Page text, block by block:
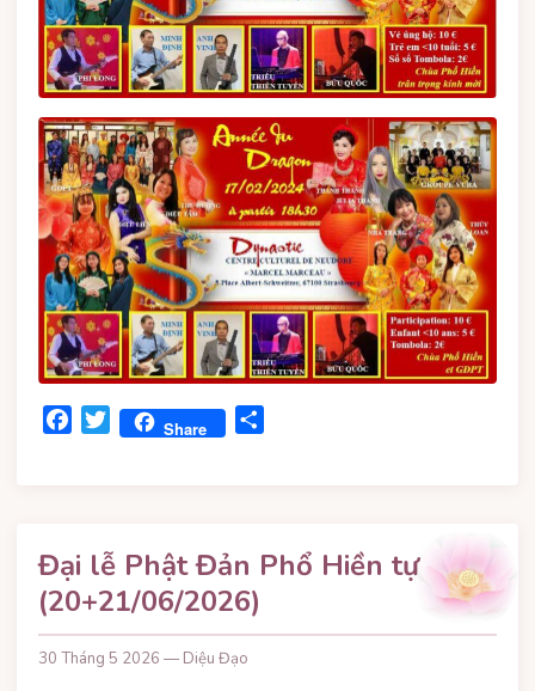
Facebook
TwitterShare
Đại lễ Phật Đản Phổ Hiền tự
(20+21/06/2026)
30 Tháng 5 2026 — Diệu Đạo